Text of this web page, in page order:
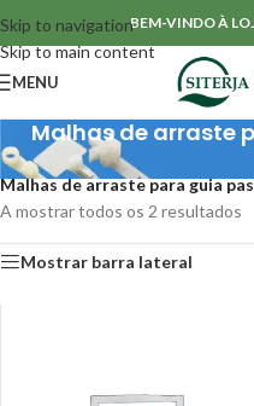
Skip to navigation
Skip to main content
BEM-VINDO À
MENU
Malhas de arraste
Início/ Acessórios para Cablagens
Malhas de arraste para guia
A mostrar todos os 2 resultados
Mostrar barra lateral